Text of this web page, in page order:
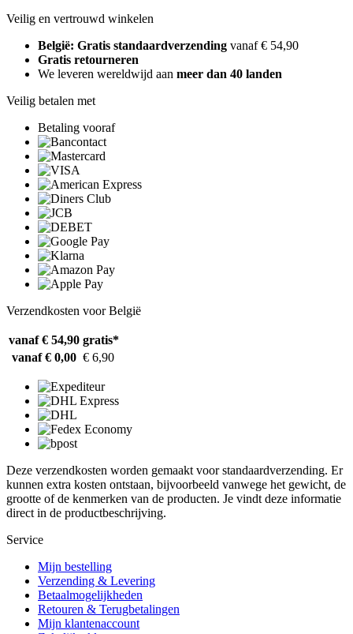
Veilig en vertrouwd winkelen
België: Gratis standaardverzending vanaf € 54,90
Gratis retourneren
We leveren wereldwijd aan meer dan 40 landen
Veilig betalen met
Betaling vooraf
Verzendkosten voor België
vanaf € 54,90 gratis*
vanaf € 0,00 € 6,90
Deze verzendkosten worden gemaakt voor standaardverzending. Er
kunnen extra kosten ontstaan, bijvoorbeeld vanwege het gewicht, de
grootte of de kenmerken van de producten. Je vindt deze informatie
direct in de productbeschrijving.
Service
Mijn bestelling
Verzending & Levering
Betaalmogelijkheden
Retouren & Terugbetalingen
Mijn klantenaccount